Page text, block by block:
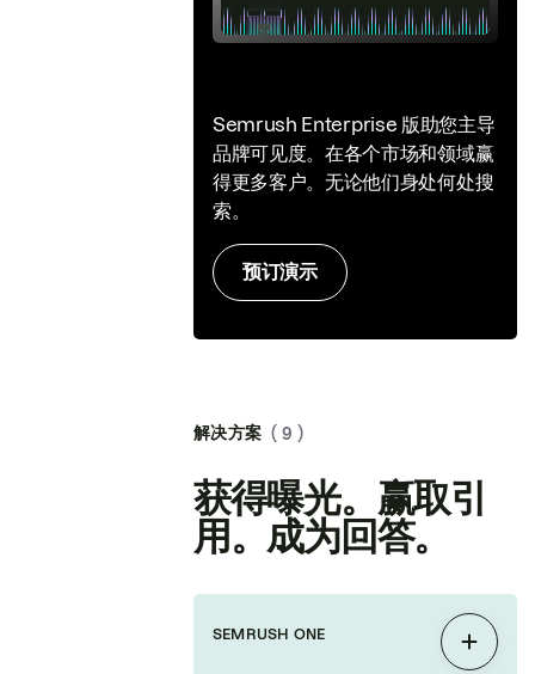
Semrush Enterprise 版助您主导
品牌可见度。在各个市场和领域赢
得更多客户。无论他们身处何处搜
索。
预订演示
解决方案 ( 9 )
获得曝光。赢取引
用。成为回答。
SEMRUSH ONE
展开